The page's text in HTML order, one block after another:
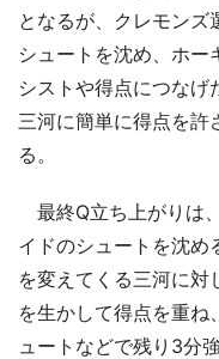
となるが、クレモン
シュートを沈め、ホー
シストや得点につなげ
三河に簡単に得点を
る。
最終Q立ち上がりは
イドのシュートを沈め
を変えてくる三河に対
を生かして得点を重ね
ュートなどで残り3分